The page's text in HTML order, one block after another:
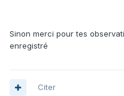
Sinon merci pour tes
enregistré
Citer